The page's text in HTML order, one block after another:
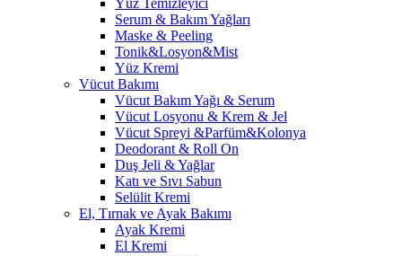
Yüz Temizleyici
Serum & Bakım Yağları
Maske & Peeling
Tonik&Losyon&Mist
Yüz Kremi
Vücut Bakımı
Vücut Bakım Yağı & Serum
Vücut Losyonu & Krem & Jel
Vücut Spreyi &Parfüm&Kolonya
Deodorant & Roll On
Duş Jeli & Yağlar
Katı ve Sıvı Sabun
Selülit Kremi
El, Tırnak ve Ayak Bakımı
Ayak Kremi
El Kremi